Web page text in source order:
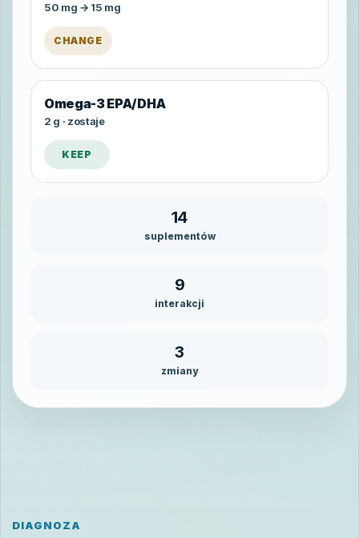
50 mg → 15 mg
CHANGE
Omega-3 EPA/DHA
2 g · zostaje
KEEP
14
suplementów
9
interakcji
3
zmiany
DIAGNOZA